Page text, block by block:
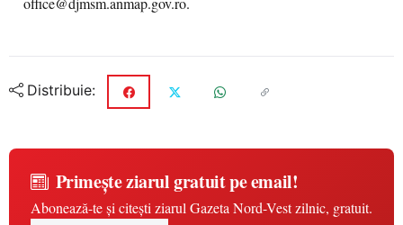
Distribuie:
Primește ziarul gratuit pe email!
Abonează-te și citești ziarul Gazeta Nord-Vest zilnic, gratuit.